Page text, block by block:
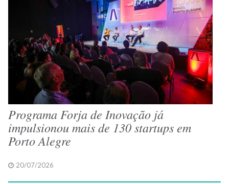
Programa Forja de Inovação já
impulsionou mais de 130 startups em
Porto Alegre
20/07/2026